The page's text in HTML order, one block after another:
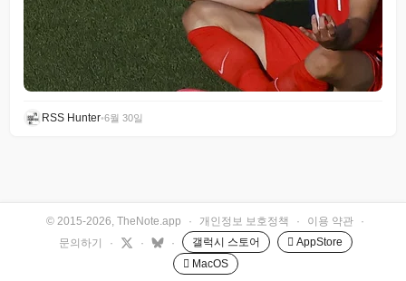
RSS Hunter•6월 30일
© 2015-2026, TheNote.app · 개인정보 보호정책 · 이용 약관
·
문의하기
· · · 갤럭시 스토어
 AppStore
 MacOS